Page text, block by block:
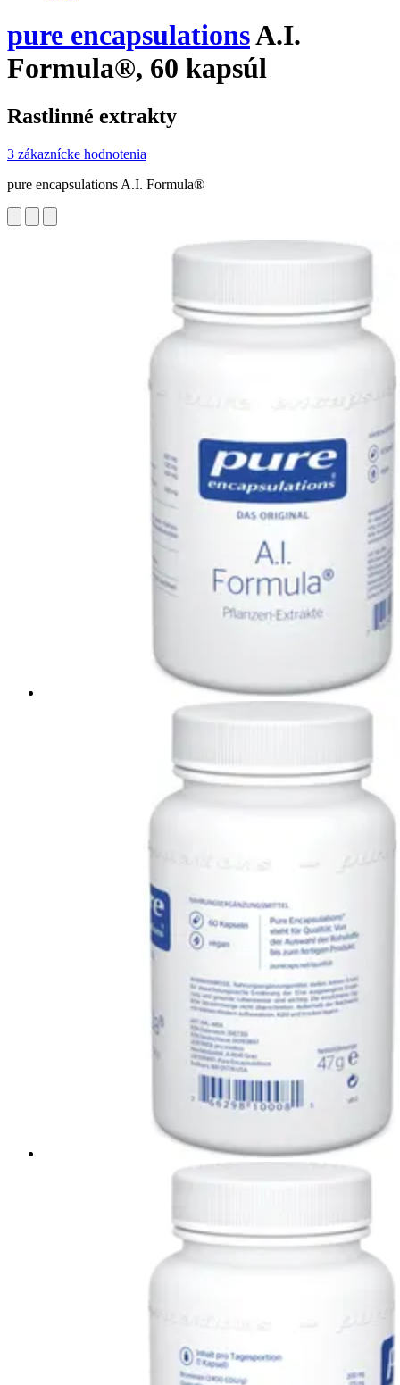
pure encapsulationsA.I.
Formula®, 60 kapsúl
Rastlinné extrakty
3 zákaznícke hodnotenia
pure encapsulations A.I. Formula®